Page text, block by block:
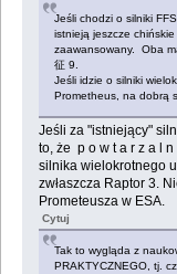
Jeśli chodzi o silniki
istnieją jeszcze
zaawansowany. Oba
征 9.
Jeśli idzie o silniki
Prometheus, na dobrą
Jeśli za "istniejący"
to, że p o w t a r z a l
silnika wielokrotnego
zwłaszcza Raptor 3.
Prometeusza w ESA.
Cytuj
Tak to wygląda z
PRAKTYCZNEGO, tj.